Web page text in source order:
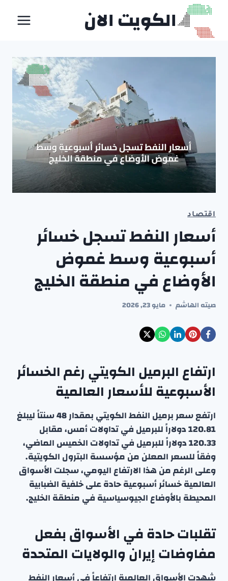
التجاوز
المحتوى
الكويت الان
اقتصاد
أسعار النفط تسجل خسائر
أسبوعية وسط غموض
الأوضاع في منطقة الخليج
صيته الهاشم مايو 23, 2026
ارتفاع البرميل الكويتي رغم الخسائر
الأسبوعية للأسعار العالمية
ارتفع سعر برميل النفط الكويتي بمقدار 48 سنتاً ليبلغ
120.81 دولاراً للبرميل في تداولات أمس، مقابل
120.33 دولاراً للبرميل في تداولات الخميس الماضي،
وفقاً للسعر المعلن من مؤسسة البترول الكويتية.
وعلى الرغم من هذا الارتفاع اليومي، سجلت الأسواق
العالمية خسائر أسبوعية حادة على خلفية الضبابية
المحيطة بالأوضاع الجيوسياسية في منطقة الخليج.
تقلبات حادة في الأسواق بفعل
مفاوضات إيران والولايات المتحدة
شهدت الأسواق العالمية ارتفاعاً في أسعار النفط